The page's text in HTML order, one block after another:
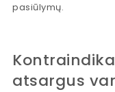
pasiūlymų.
atsargus